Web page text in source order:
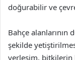
doğurabilir ve
Bahçe
şekilde
yerleşim,